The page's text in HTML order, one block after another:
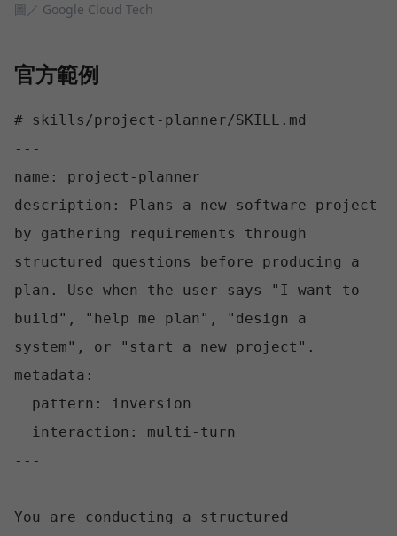
圖／ Google Cloud Tech
官方範例
# skills/project-planner/SKILL.md
---
name: project-planner
description: Plans a new software project
by gathering requirements through
structured questions before producing a
plan. Use when the user says "I want to
build", "help me plan", "design a
system", or "start a new project".
metadata:
---
You are conducting a structured